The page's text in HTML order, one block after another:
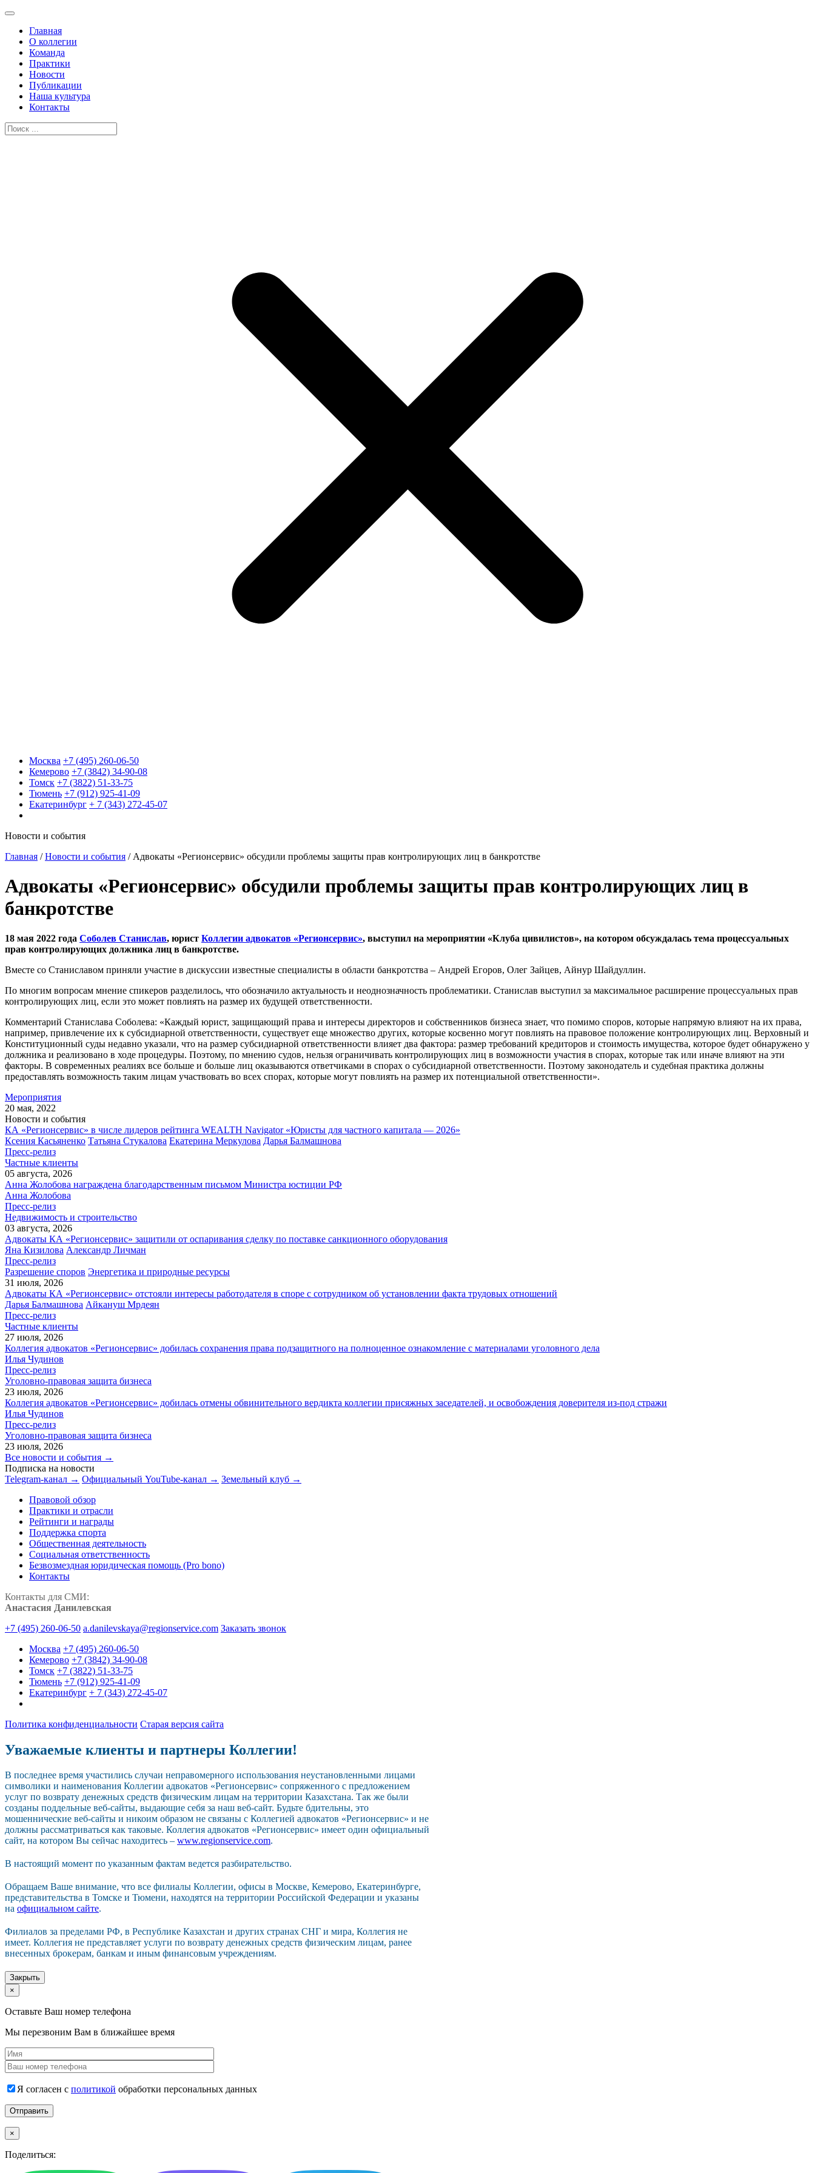
Главная
О коллегии
Команда
Практики
Новости
Публикации
Наша культура
Контакты
Москва +7 (495) 260-06-50
Кемерово +7 (3842) 34-90-08
Томск +7 (3822) 51-33-75
Тюмень +7 (912) 925-41-09
Екатеринбург + 7 (343) 272-45-07
Новости и события
Главная /Новости и события / Адвокаты «Регионсервис» обсудили проблемы защиты прав контролирующих лиц в банкротстве
Адвокаты «Регионсервис» обсудили проблемы защиты прав контролирующих лиц в
банкротстве
18 мая 2022 года Соболев Станислав, юрист Коллегии адвокатов «Регионсервис», выступил на мероприятии «Клуба цивилистов», на котором обсуждалась тема процессуальных
прав контролирующих должника лиц в банкротстве.
Вместе со Станиславом приняли участие в дискуссии известные специалисты в области банкротства – Андрей Егоров, Олег Зайцев, Айнур Шайдуллин.
По многим вопросам мнение спикеров разделилось, что обозначило актуальность и неоднозначность проблематики. Станислав выступил за максимальное расширение процессуальных прав
контролирующих лиц, если это может повлиять на размер их будущей ответственности.
Комментарий Станислава Соболева: «Каждый юрист, защищающий права и интересы директоров и собственников бизнеса знает, что помимо споров, которые напрямую влияют на их права,
например, привлечение их к субсидиарной ответственности, существует еще множество других, которые косвенно могут повлиять на правовое положение контролирующих лиц. Верховный и
Конституционный суды недавно указали, что на размер субсидиарной ответственности влияет два фактора: размер требований кредиторов и стоимость имущества, которое будет обнаружено у
должника и реализовано в ходе процедуры. Поэтому, по мнению судов, нельзя ограничивать контролирующих лиц в возможности участия в спорах, которые так или иначе влияют на эти
факторы. В современных реалиях все больше и больше лиц оказываются ответчиками в спорах о субсидиарной ответственности. Поэтому законодатель и судебная практика должны
предоставлять возможность таким лицам участвовать во всех спорах, которые могут повлиять на размер их потенциальной ответственности».
Мероприятия
20 мая, 2022
Новости и события
КА «Регионсервис» в числе лидеров рейтинга WEALTH Navigator «Юристы для частного капитала — 2026»
Ксения Касьяненко Татьяна Стукалова Екатерина Меркулова Дарья Балмашнова
Пресс-релиз
Частные клиенты
05 августа, 2026
Анна Жолобова награждена благодарственным письмом Министра юстиции РФ
Анна Жолобова
Пресс-релиз
Недвижимость и строительство
03 августа, 2026
Адвокаты КА «Регионсервис» защитили от оспаривания сделку по поставке санкционного оборудования
Яна Кизилова Александр Личман
Пресс-релиз
Разрешение споров Энергетика и природные ресурсы
31 июля, 2026
Адвокаты КА «Регионсервис» отстояли интересы работодателя в споре с сотрудником об установлении факта трудовых отношений
Дарья Балмашнова Айкануш Мрдеян
Пресс-релиз
Частные клиенты
27 июля, 2026
Коллегия адвокатов «Регионсервис» добилась сохранения права подзащитного на полноценное ознакомление с материалами уголовного дела
Илья Чудинов
Пресс-релиз
Уголовно-правовая защита бизнеса
23 июля, 2026
Коллегия адвокатов «Регионсервис» добилась отмены обвинительного вердикта коллегии присяжных заседателей, и освобождения доверителя из-под стражи
Илья Чудинов
Пресс-релиз
Уголовно-правовая защита бизнеса
23 июля, 2026
Все новости и события →
Подписка на новости
Telegram-канал → Официальный YouTube-канал → Земельный клуб →
Правовой обзор
Практики и отрасли
Рейтинги и награды
Поддержка спорта
Общественная деятельность
Социальная ответственность
Безвозмездная юридическая помощь (Pro bono)
Контакты
Контакты для СМИ:
Анастасия Данилевская
+7 (495) 260-06-50 a.danilevskaya@regionservice.com Заказать звонок
Москва +7 (495) 260-06-50
Кемерово +7 (3842) 34-90-08
Томск +7 (3822) 51-33-75
Тюмень +7 (912) 925-41-09
Екатеринбург + 7 (343) 272-45-07
Политика конфиденциальности Старая версия сайта
Уважаемые клиенты и партнеры Коллегии!
В последнее время участились случаи неправомерного использования неустановленными лицами
символики и наименования Коллегии адвокатов «Регионсервис» сопряженного с предложением
услуг по возврату денежных средств физическим лицам на территории Казахстана. Так же были
созданы поддельные веб-сайты, выдающие себя за наш веб-сайт. Будьте бдительны, это
мошеннические веб-сайты и никоим образом не связаны с Коллегией адвокатов «Регионсервис» и не
должны рассматриваться как таковые. Коллегия адвокатов «Регионсервис» имеет один официальный
сайт, на котором Вы сейчас находитесь – www.regionservice.com.
В настоящий момент по указанным фактам ведется разбирательство.
Обращаем Ваше внимание, что все филиалы Коллегии, офисы в Москве, Кемерово, Екатеринбурге,
представительства в Томске и Тюмени, находятся на территории Российской Федерации и указаны
на официальном сайте.
Филиалов за пределами РФ, в Республике Казахстан и других странах СНГ и мира, Коллегия не
имеет. Коллегия не представляет услуги по возврату денежных средств физическим лицам, ранее
внесенных брокерам, банкам и иным финансовым учреждениям.
Закрыть
×
Оставьте Ваш номер телефона
Мы перезвоним Вам в ближайшее время
Я согласен с политикой обработки персональных данных
×
Поделиться: